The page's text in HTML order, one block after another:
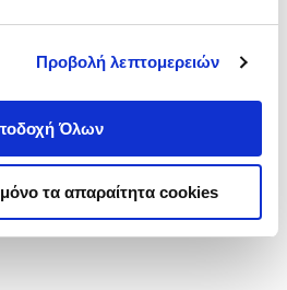
Προβολή λεπτομερειών
Όλων
τα απαραίτητα cookies